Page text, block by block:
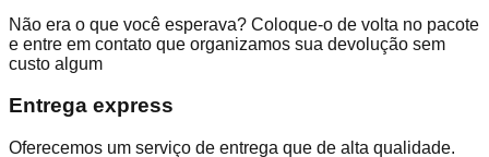
Não era o que você esperava? Coloque-o de volta no pacote
e entre em contato que organizamos sua devolução sem
custo algum
Entrega express
Oferecemos um serviço de entrega que de alta qualidade.